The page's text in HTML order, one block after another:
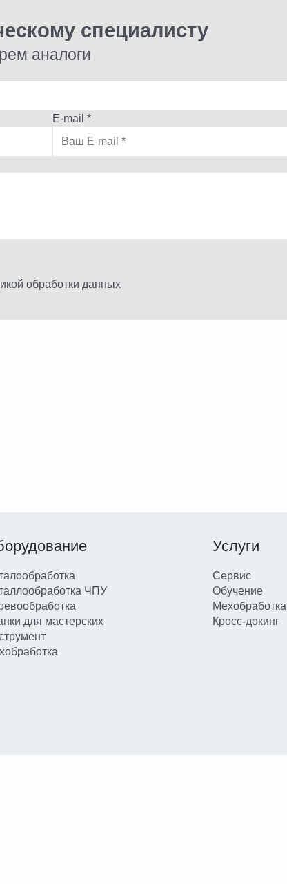
специалисту
аналоги
E-mail *
обработки данных
ЧПУ
для мастерских
Услуги
Сервис
Обучение
Мехобработка
Кросс-докинг